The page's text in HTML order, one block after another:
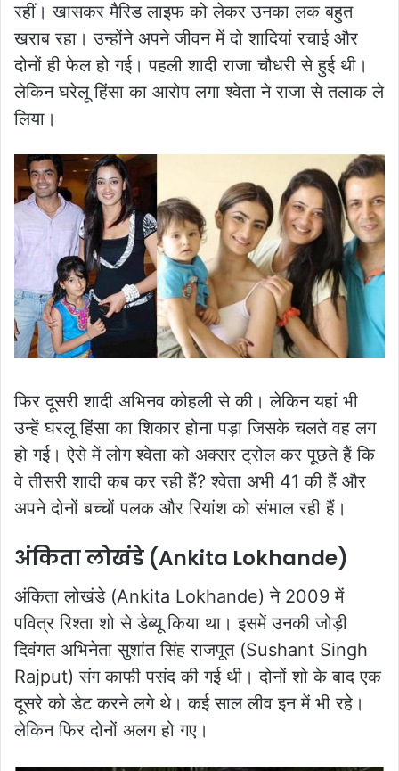
रहीं। खासकर मैरिड लाइफ को लेकर उनका लक बहुत
खराब रहा। उन्होंने अपने जीवन में दो शादियां रचाई और
दोनों ही फेल हो गई। पहली शादी राजा चौधरी से हुई थी।
लेकिन घरेलू हिंसा का आरोप लगा श्वेता ने राजा से तलाक ले
लिया।
फिर दूसरी शादी अभिनव कोहली से की। लेकिन यहां भी
उन्हें घरलू हिंसा का शिकार होना पड़ा जिसके चलते वह लग
हो गई। ऐसे में लोग श्वेता को अक्सर ट्रोल कर पूछते हैं कि
वे तीसरी शादी कब कर रही हैं? श्वेता अभी 41 की हैं और
अपने दोनों बच्चों पलक और रियांश को संभाल रही हैं।
अंकिता लोखंडे (Ankita Lokhande)
अंकिता लोखंडे (Ankita Lokhande) ने 2009 में
पवित्र रिश्ता शो से डेब्यू किया था। इसमें उनकी जोड़ी
दिवंगत अभिनेता सुशांत सिंह राजपूत (Sushant Singh
Rajput) संग काफी पसंद की गई थी। दोनों शो के बाद एक
दूसरे को डेट करने लगे थे। कई साल लीव इन में भी रहे।
लेकिन फिर दोनों अलग हो गए।